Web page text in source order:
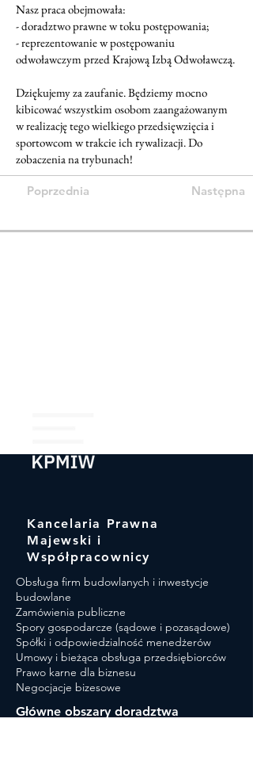
Nasz praca obejmowała:
- doradztwo prawne w toku postępowania;
- reprezentowanie w postępowaniu
odwoławczym przed Krajową Izbą Odwoławczą.
Dziękujemy za zaufanie. Będziemy mocno
kibicować wszystkim osobom zaangażowanym
w realizację tego wielkiego przedsięwzięcia i
sportowcom w trakcie ich rywalizacji. Do
zobaczenia na trybunach!
Poprzednia Następna
Kancelaria Prawna
Majewski i
Współpracownicy
Obsługa firm budowlanych i inwestycje
budowlane
Zamówienia publiczne​
Spory gospodarcze (sądowe i pozasądowe)
Spółki i odpowiedzialność menedżerów
Umowy i bieżąca obsługa przedsiębiorców
Prawo karne dla biznesu
Negocjacje bizesowe
Główne obszary doradztwa